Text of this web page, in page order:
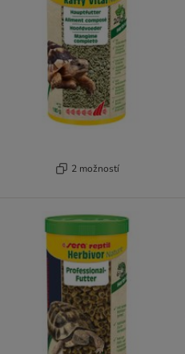
2 možností